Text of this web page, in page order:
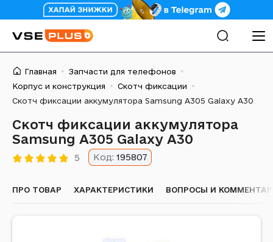
Главная
Запчасти для телефонов
Корпус и конструкция
Скотч фиксации
Скотч фиксации аккумулятора Samsung A305 Galaxy A30
Скотч фиксации аккумулятора
Samsung A305 Galaxy A30
5 Код: 195807
ПРО ТОВАР ХАРАКТЕРИСТИКИ ВОПРОСЫ И